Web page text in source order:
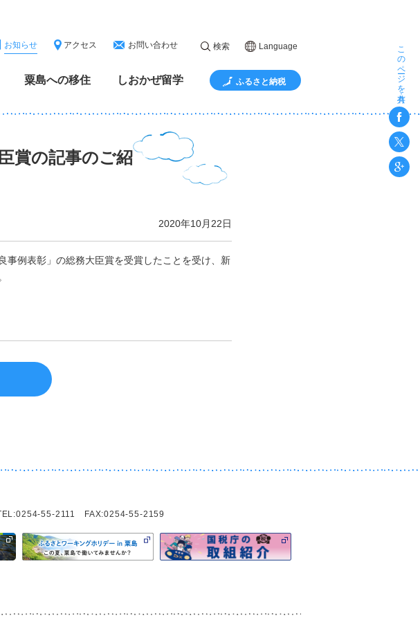
粟島への移住 しおかぜ留学 ふるさと納税
お知らせ アクセス お問い合わせ 検索 Language
賞の記事のご紹
2020年10月22日
事例表彰」の総務大臣賞を受賞したことを受け、新
このページを共有
55-2111 FAX:0254-55-2159